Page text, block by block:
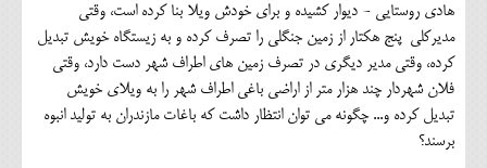
هادی روستایی - دیوار کشیده و برای خودش ویلا بنا کرده است، وقتی
مدیرکلی پنج هکتار از زمین جنگلی را تصرف کرده و به زیستگاه خویش تبدیل
کرده، وقتی مدیر دیگری در تصرف زمین های اطراف شهر دست دارد، وقتی
فلان شهردار چند هزار متر از اراضی باغی اطراف شهر را به ویلای خویش
تبدیل کرده و... چگونه می توان انتظار داشت که باغات مازندران به تولید انبوه
برسند؟